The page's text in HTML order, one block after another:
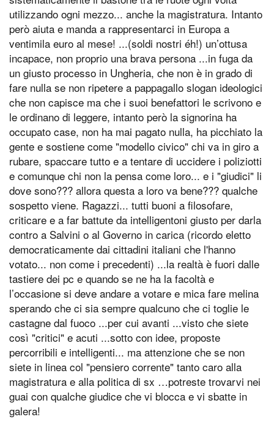
utilizzando ogni mezzo... anche la magistratura. Intanto
però aiuta e manda a rappresentarci in Europa a
ventimila euro al mese! ...(soldi nostri éh!) un’ottusa
incapace, non proprio una brava persona ...in fuga da
un giusto processo in Ungheria, che non è in grado di
fare nulla se non ripetere a pappagallo slogan ideologici
che non capisce ma che i suoi benefattori le scrivono e
le ordinano di leggere, intanto però la signorina ha
occupato case, non ha mai pagato nulla, ha picchiato la
gente e sostiene come "modello civico" chi va in giro a
rubare, spaccare tutto e a tentare di uccidere i poliziotti
e comunque chi non la pensa come loro... e i "giudici" li
dove sono??? allora questa a loro va bene??? qualche
sospetto viene. Ragazzi... tutti buoni a filosofare,
criticare e a far battute da intelligentoni giusto per darla
contro a Salvini o al Governo in carica (ricordo eletto
democraticamente dai cittadini italiani che l'hanno
votato... non come i precedenti) ...la realtà è fuori dalle
tastiere dei pc e quando se ne ha la facoltà e
l’occasione si deve andare a votare e mica fare melina
sperando che ci sia sempre qualcuno che ci toglie le
castagne dal fuoco ...per cui avanti ...visto che siete
così "critici" e acuti ...sotto con idee, proposte
percorribili e intelligenti... ma attenzione che se non
siete in linea col "pensiero corrente" tanto caro alla
magistratura e alla politica di sx …potreste trovarvi nei
guai con qualche giudice che vi blocca e vi sbatte in
galera!